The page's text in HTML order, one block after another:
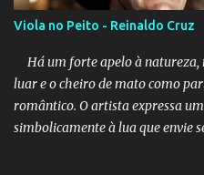
Viola no Peito - Reinaldo Cruz
Há um forte apelo à natureza,
luar e o cheiro de mato como
romântico. O artista expressa
simbolicamente à lua que